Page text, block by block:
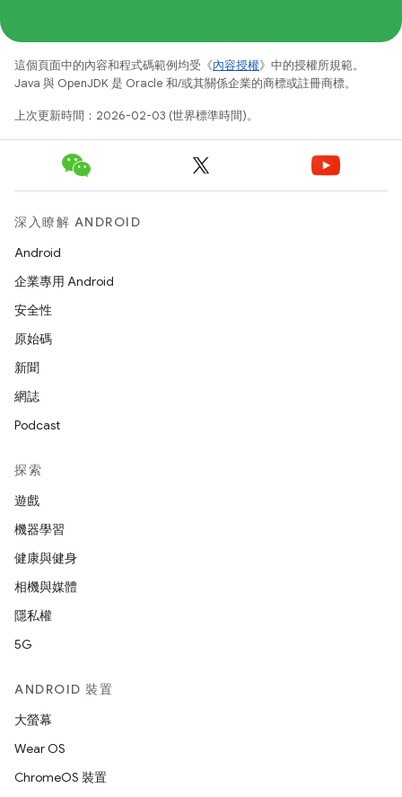
這個頁面中的內容和程式碼範例均受《內容授權》中的授權所規範。
Java 與 OpenJDK 是 Oracle 和/或其關係企業的商標或註冊商標。
上次更新時間：2026-02-03 (世界標準時間)。
深入瞭解 ANDROID
Android
企業專用 Android
安全性
原始碼
新聞
網誌
Podcast
探索
遊戲
機器學習
健康與健身
相機與媒體
隱私權
5G
ANDROID 裝置
大螢幕
Wear OS
ChromeOS 裝置